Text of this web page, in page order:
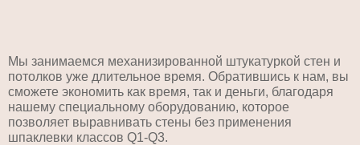
Мы занимаемся механизированной штукатуркой стен и
потолков уже длительное время. Обратившись к нам, вы
сможете экономить как время, так и деньги, благодаря
нашему специальному оборудованию, которое
позволяет выравнивать стены без применения
шпаклевки классов Q1-Q3.